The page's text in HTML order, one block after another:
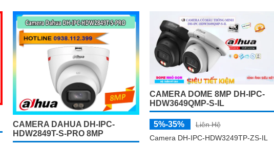
CAMERA DAHUA DH-IPC-
HDW2849T-S-PRO 8MP
CAMERA DOME 8MP DH-IPC-
HDW3649QMP-S-IL
5%-35%
Liên Hệ
Camera DH-IPC-HDW3249TP-ZS-IL